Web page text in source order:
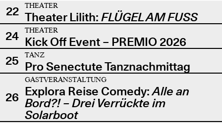
22
THEATER
Theater Lilith: FLÜGEL AM FUSS
24
THEATER
Kick Off Event – PREMIO 2026
25
TANZ
Pro Senectute Tanznachmittag
26
GASTVERANSTALTUNG
Explora Reise Comedy:Alle an
Bord?! – Drei Verrückte im
Solarboot